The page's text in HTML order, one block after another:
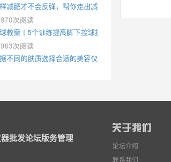
减肥才不会反弹，帮你走出减肥瓶颈
次阅读
教案丨5个训练提高脚下控球技术
次阅读
不同的肤质选择合适的美容仪器
批发论坛版务管理
论坛介绍
联系我们